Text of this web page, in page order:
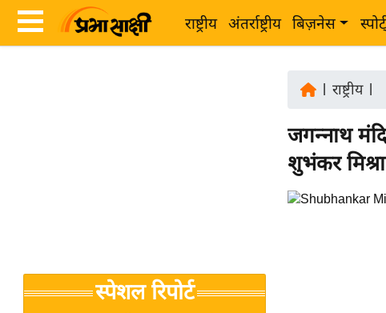
राष्ट्रीय अंतर्राष्ट्रीय बिज़नेस
Breaking
News in
जगत
स्पेशल रिपोर्ट
राष्ट्रीय|
जगन्नाथ
शुभंकर